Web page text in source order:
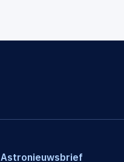
Astronieuwsbrief